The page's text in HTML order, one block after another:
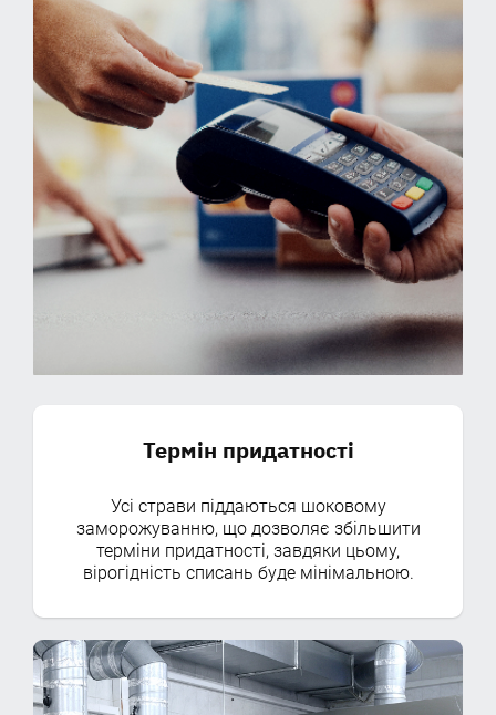
Термін придатності
Усі страви піддаються шоковому
заморожуванню, що дозволяє збільшити
терміни придатності, завдяки цьому,
вірогідність списань буде мінімальною.